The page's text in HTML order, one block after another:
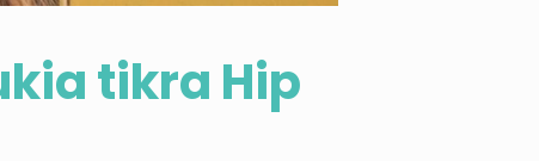
tikra Hip